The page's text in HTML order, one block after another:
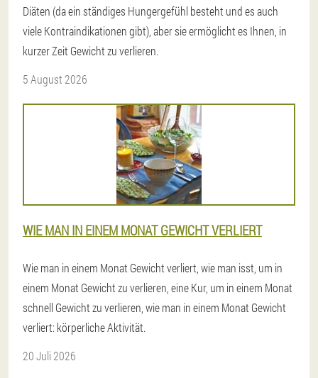
Diäten (da ein ständiges Hungergefühl besteht und es auch
viele Kontraindikationen gibt), aber sie ermöglicht es Ihnen, in
kurzer Zeit Gewicht zu verlieren.
5 August 2026
WIE MAN IN EINEM MONAT GEWICHT VERLIERT
Wie man in einem Monat Gewicht verliert, wie man isst, um in
einem Monat Gewicht zu verlieren, eine Kur, um in einem Monat
schnell Gewicht zu verlieren, wie man in einem Monat Gewicht
verliert: körperliche Aktivität.
20 Juli 2026